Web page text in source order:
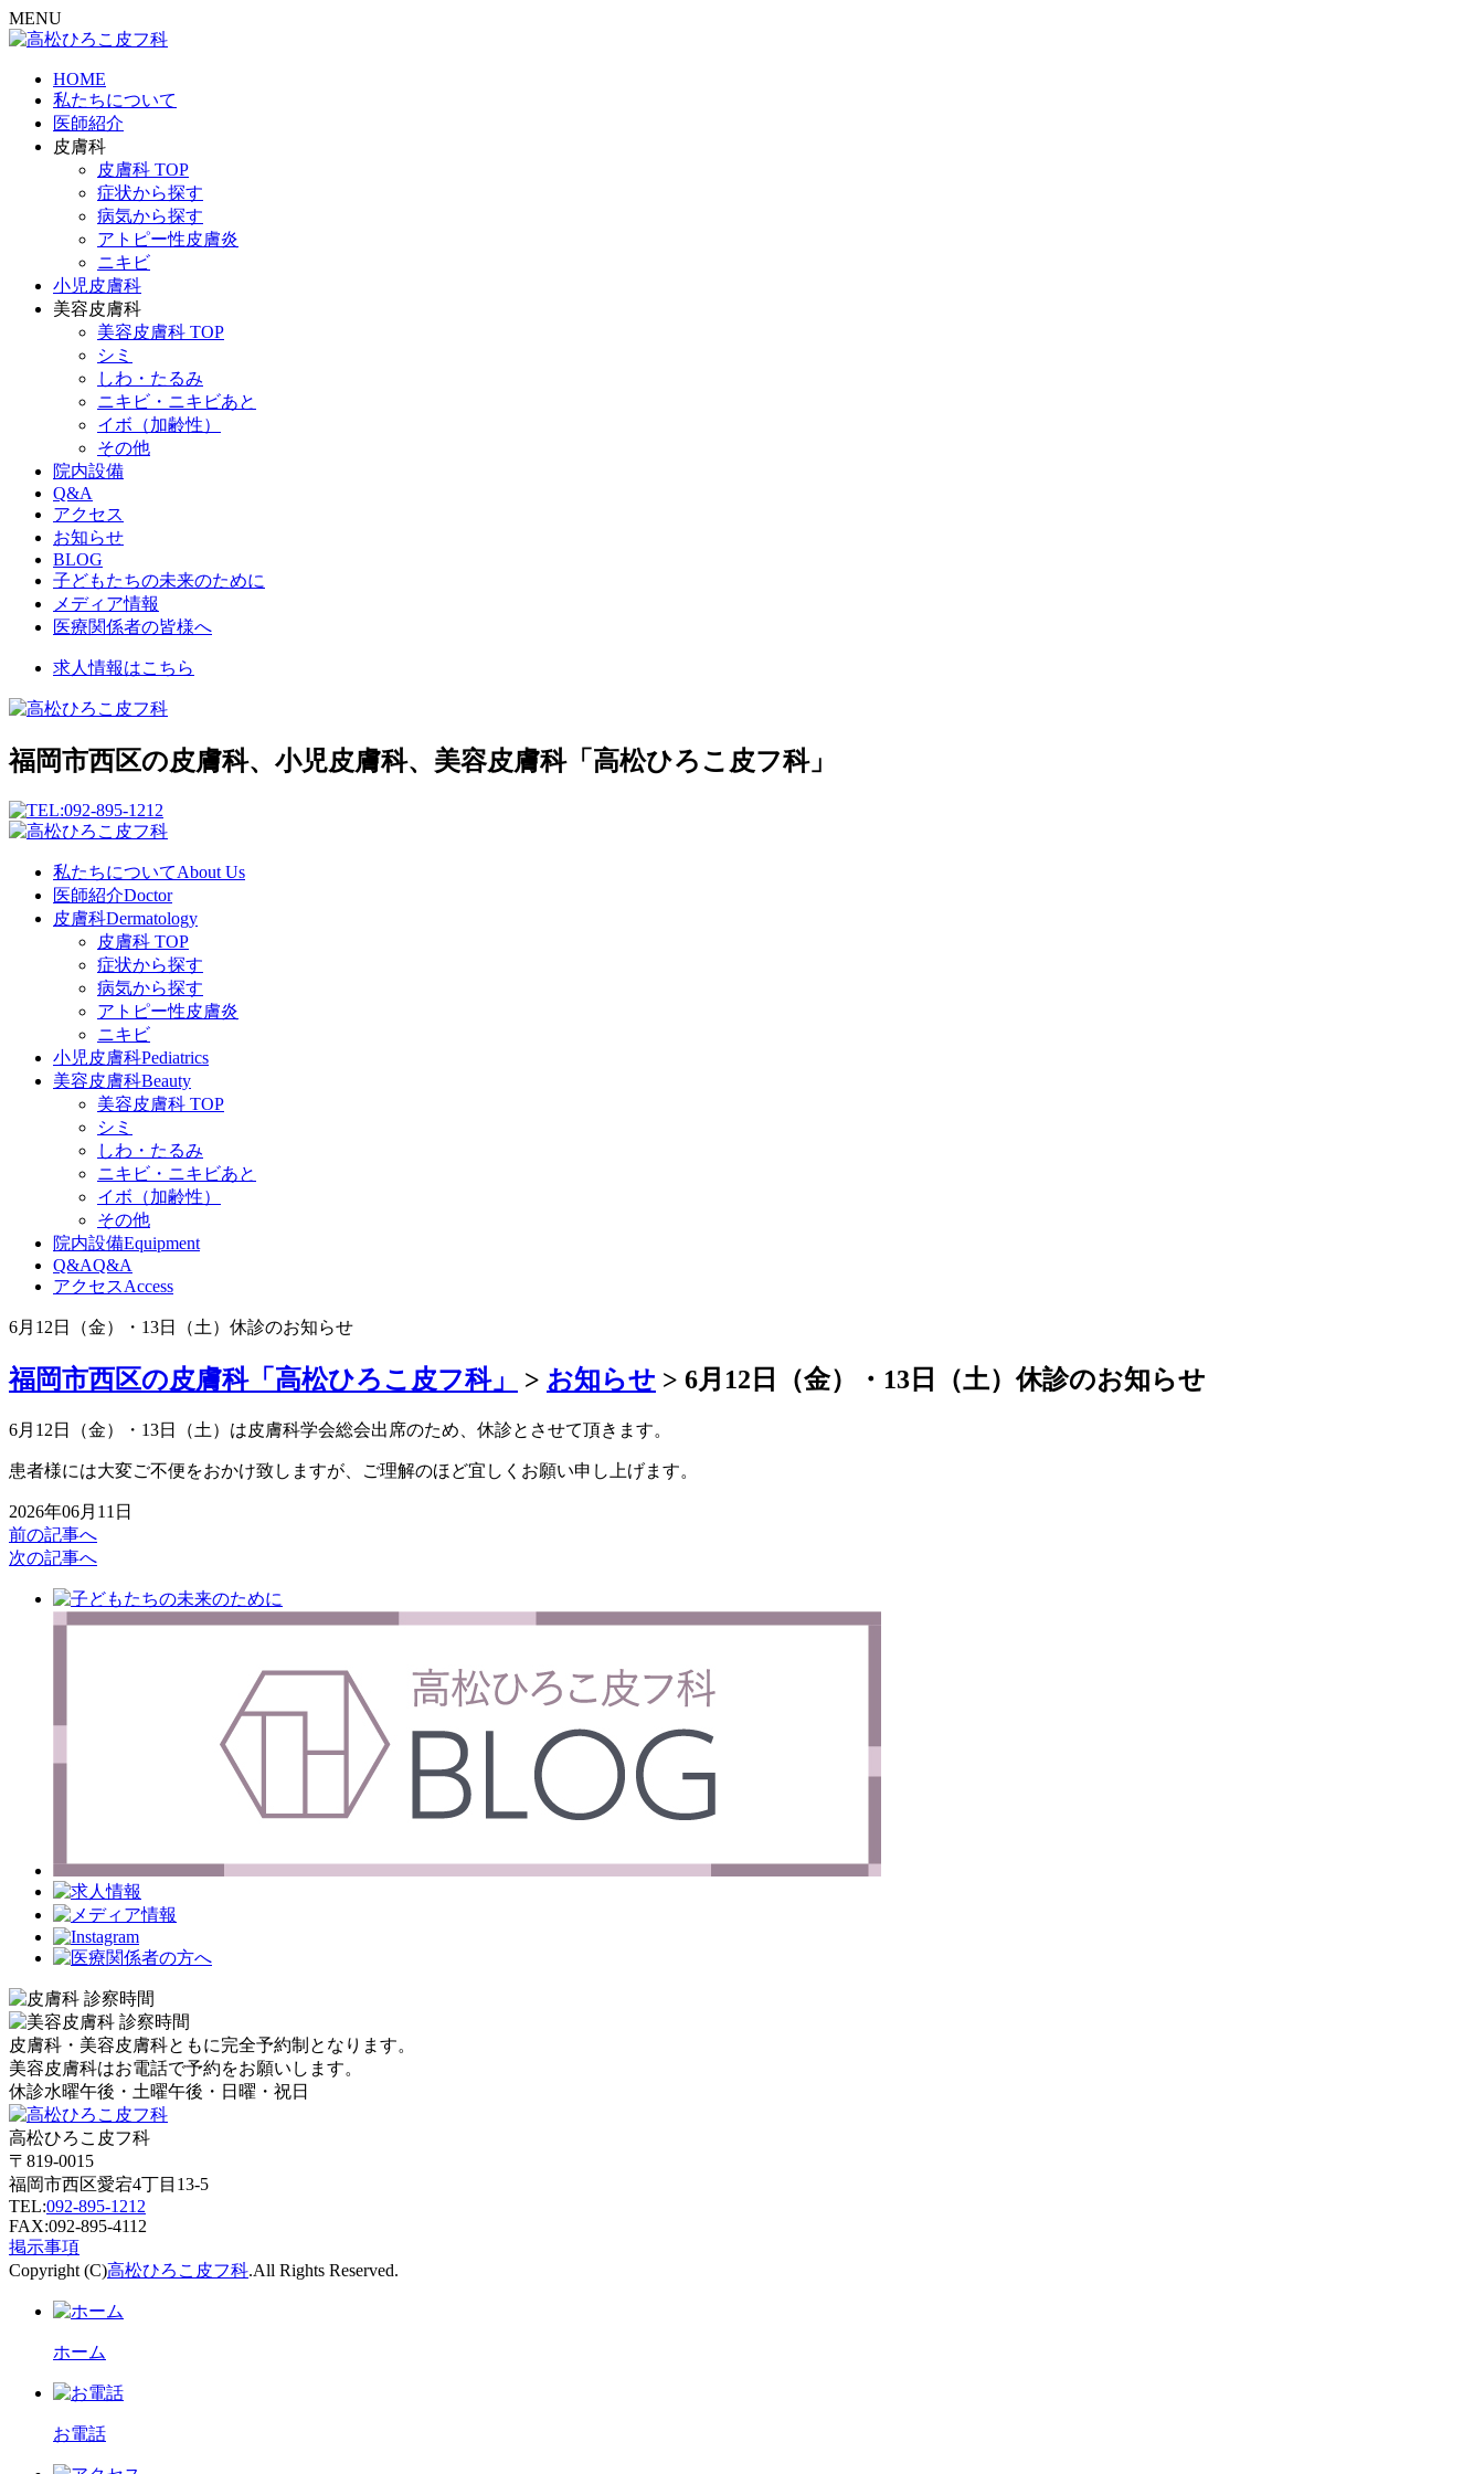
MENU
HOME
私たちについて
医師紹介
皮膚科
皮膚科 TOP
症状から探す
病気から探す
アトピー性皮膚炎
ニキビ
小児皮膚科
美容皮膚科
美容皮膚科 TOP
シミ
しわ・たるみ
ニキビ・ニキビあと
イボ（加齢性）
その他
院内設備
Q&A
アクセス
お知らせ
BLOG
子どもたちの未来のために
メディア情報
医療関係者の皆様へ
求人情報はこちら
福岡市西区の皮膚科、小児皮膚科、美容皮膚科「高松ひろこ皮フ科」
私たちについてAbout Us
医師紹介Doctor
皮膚科Dermatology
皮膚科 TOP
症状から探す
病気から探す
アトピー性皮膚炎
ニキビ
小児皮膚科Pediatrics
美容皮膚科Beauty
美容皮膚科 TOP
シミ
しわ・たるみ
ニキビ・ニキビあと
イボ（加齢性）
その他
院内設備Equipment
Q&AQ&A
アクセスAccess
6月12日（金）・13日（土）休診のお知らせ
福岡市西区の皮膚科「高松ひろこ皮フ科」 > お知らせ > 6月12日（金）・13日（土）休診のお知らせ
6月12日（金）・13日（土）は皮膚科学会総会出席のため、休診とさせて頂きます。
患者様には大変ご不便をおかけ致しますが、ご理解のほど宜しくお願い申し上げます。
2026年06月11日
前の記事へ
次の記事へ
皮膚科・美容皮膚科ともに完全予約制となります。
美容皮膚科はお電話で予約をお願いします。
休診水曜午後・土曜午後・日曜・祝日
高松ひろこ皮フ科
〒819-0015
福岡市西区愛宕4丁目13-5
TEL:092-895-1212
FAX:092-895-4112
掲示事項
Copyright (C)高松ひろこ皮フ科.All Rights Reserved.
ホーム
お電話